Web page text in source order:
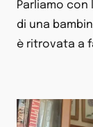
Parliamo con
di una
è ritrovata a